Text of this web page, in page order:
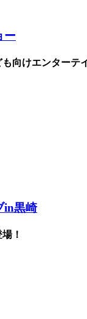
ー
向けエンターテ
in黒崎
！